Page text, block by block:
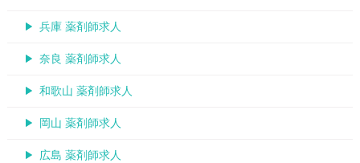
兵庫 薬剤師求人
奈良 薬剤師求人
和歌山 薬剤師求人
岡山 薬剤師求人
広島 薬剤師求人